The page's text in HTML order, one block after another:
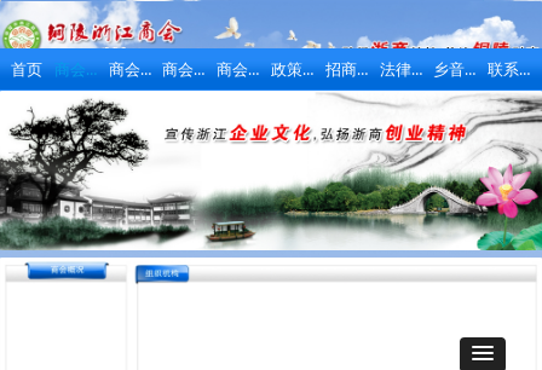
首页 商会概况 商会动态 商会活动 商会风采 政策法规 招商引资 法律维权 乡音乡情 联系我们